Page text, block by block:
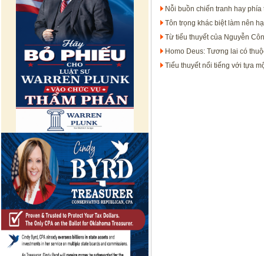
Nỗi buồn chiến tranh hay
Tôn trọng khác biệt làm nên
Từ tiểu thuyết của Nguyễn
Homo Deus: Tương lai có
Tiểu thuyết nổi tiếng với tựa